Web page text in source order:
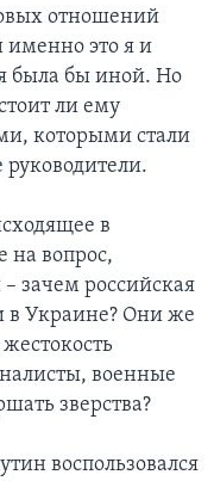
отношений
именно это я и
была бы иной. Но
ли ему
которыми стали
в
на вопрос,
зачем российская
в Украине? Они же
военные
зверства?
воспользовался